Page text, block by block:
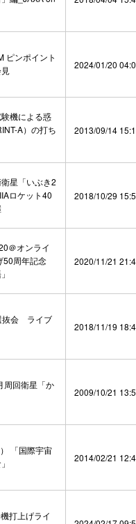
ピンポイント
2024/01/20
機による惑
A）の打ち
2013/09/14
星「いぶき2
ロケット40
2018/10/29
＠オンライ
50周年記念
2020/11/21
抜会 ライブ
2018/11/19
周回衛星「か
2009/10/21
「国際宇宙
2014/02/21
打上げライ